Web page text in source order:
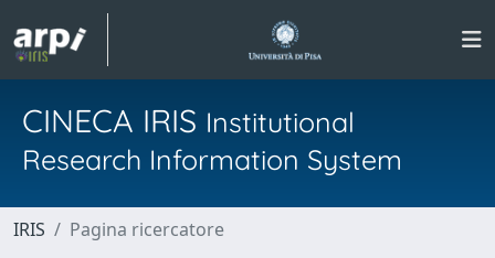
CINECA IRIS Institutional
Research Information System
IRIS Pagina ricercatore